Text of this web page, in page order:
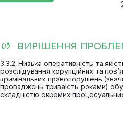
ВИРІШЕННЯ
3.3.2. Низька оперативність та
розслідування корупційних та
кримінальних правопорушень
проваджень тривають роками)
складністю окремих